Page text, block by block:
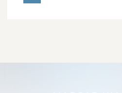
evaluation of the